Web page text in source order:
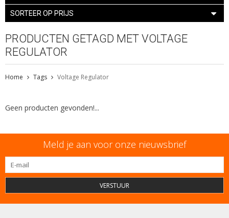
SORTEER OP PRIJS
PRODUCTEN GETAGD MET VOLTAGE
REGULATOR
Home Tags Voltage Regulator
Geen producten gevonden!...
Meld je aan voor onze nieuwsbrief
VERSTUUR